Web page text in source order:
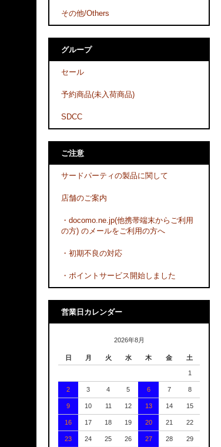
その他/Others
グループ
セール
予約商品(未入荷商品)
SDCC
ご注意
サードパーティの製品に関して
店舗のご案内
・docomo.ne.jp(他携帯端末からご利用
の方) のメールをご利用の方へ
・初期不良の対応
・ポイントサービス開始しました
営業日カレンダー
2026年8月
日 月 火 水 木 金 土
1
2 3 4 5 6 7 8
9 10 11 12 13 14 15
16 17 18 19 20 21 22
23 24 25 26 27 28 29